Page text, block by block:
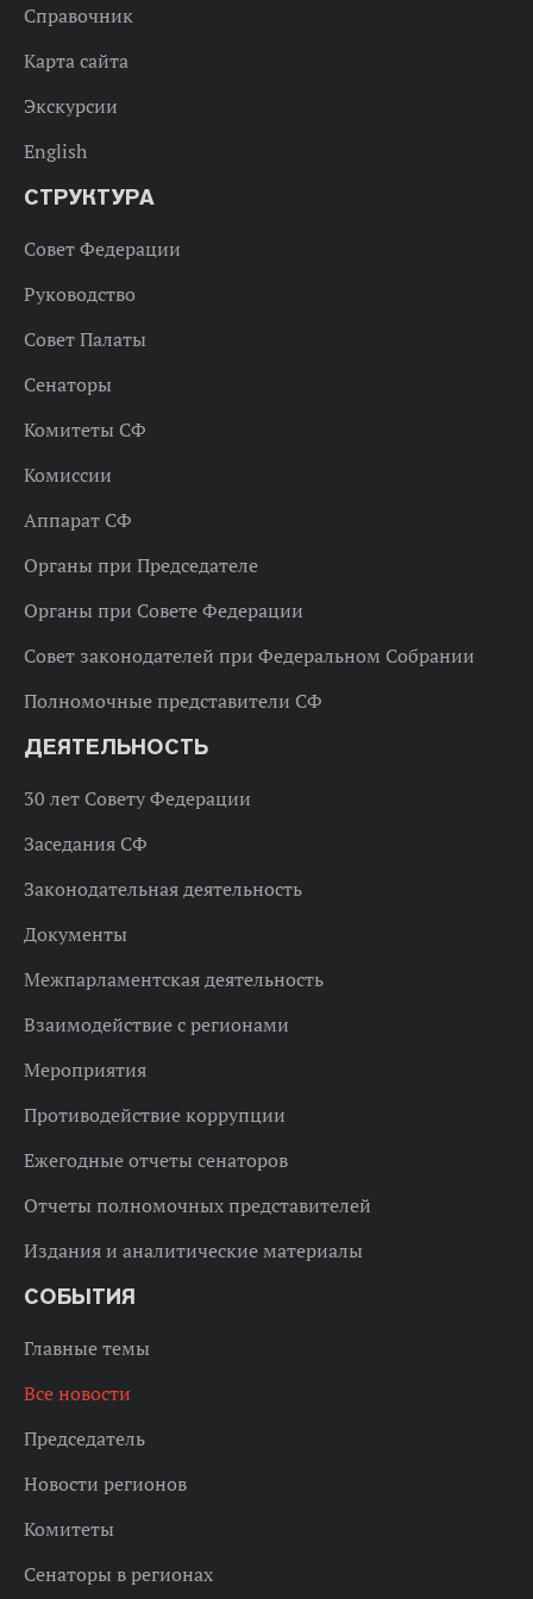
Справочник
Карта сайта
Экскурсии
English
СТРУКТУРА
Совет Федерации
Руководство
Совет Палаты
Сенаторы
Комитеты СФ
Комиссии
Аппарат СФ
Органы при Председателе
Органы при Совете Федерации
Совет законодателей при Федеральном Собрании
Полномочные представители СФ
ДЕЯТЕЛЬНОСТЬ
30 лет Совету Федерации
Заседания СФ
Законодательная деятельность
Документы
Межпарламентская деятельность
Взаимодействие с регионами
Мероприятия
Противодействие коррупции
Ежегодные отчеты сенаторов
Отчеты полномочных представителей
Издания и аналитические материалы
СОБЫТИЯ
Главные темы
Все новости
Председатель
Новости регионов
Комитеты
Сенаторы в регионах